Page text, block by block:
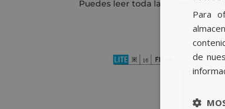
Puedes leer toda la entrevista
Para
de